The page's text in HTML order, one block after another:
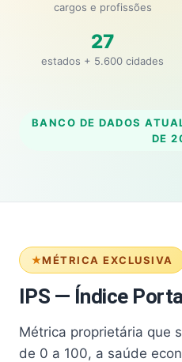
cargos e profissões
27
estados + 5.600 cidades
BANCO DE DADOS
DE
MÉTRICA EXCLUSIVA
IPS — Índice
Métrica proprietária que
de 0 a 100, a saúde